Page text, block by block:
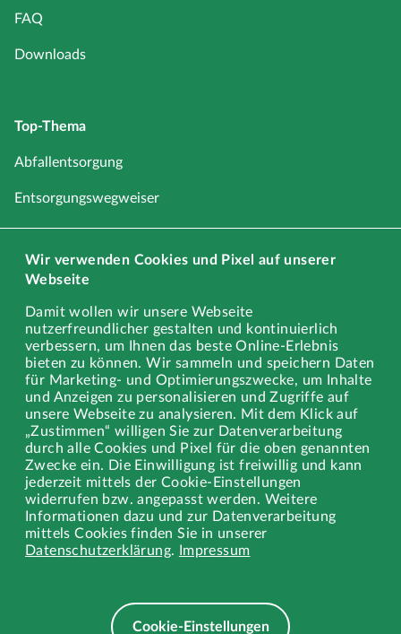
Wir verwenden Cookies und Pixel auf unserer
Webseite
Damit wollen wir unsere Webseite
nutzerfreundlicher gestalten und kontinuierlich
verbessern, um Ihnen das beste Online-Erlebnis
bieten zu können. Wir sammeln und speichern Daten
für Marketing- und Optimierungszwecke, um Inhalte
und Anzeigen zu personalisieren und Zugriffe auf
unsere Webseite zu analysieren. Mit dem Klick auf
„Zustimmen“ willigen Sie zur Datenverarbeitung
durch alle Cookies und Pixel für die oben genannten
Zwecke ein. Die Einwilligung ist freiwillig und kann
jederzeit mittels der Cookie-Einstellungen
widerrufen bzw. angepasst werden. Weitere
Informationen dazu und zur Datenverarbeitung
mittels Cookies finden Sie in unserer
Datenschutzerklärung. Impressum
Cookie-Einstellungen
FAQ
Downloads
Top-Thema
Abfallentsorgung
Entsorgungswegweiser
Schadstoffe
Sperrmüll
Gewerbe
Stellenangebote
Ausbildung
Rechtliches
Impressum
Datenschutz